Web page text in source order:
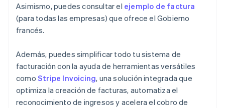
Asimismo, puedes consultar el ejemplo de factura
(para todas las empresas) que ofrece el Gobierno
francés.
Además, puedes simplificar todo tu sistema de
facturación con la ayuda de herramientas versátiles
como Stripe Invoicing, una solución integrada que
optimiza la creación de facturas, automatiza el
reconocimiento de ingresos y acelera el cobro de